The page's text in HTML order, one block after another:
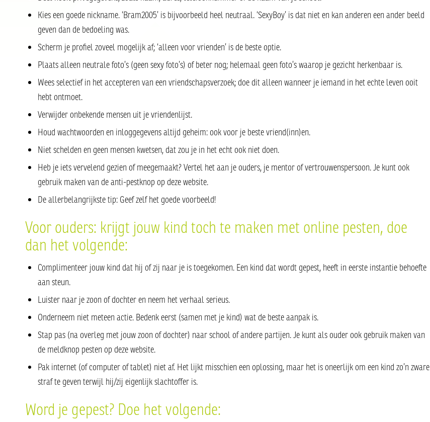
Kies een goede nickname. ‘Bram2005’ is bijvoorbeeld heel neutraal. ‘SexyBoy’ is dat niet en kan anderen een ander beeld
geven dan de bedoeling was.
Scherm je profiel zoveel mogelijk af; ‘alleen voor vrienden’ is de beste optie.
Plaats alleen neutrale foto’s (geen sexy foto’s) of beter nog; helemaal geen foto’s waarop je gezicht herkenbaar is.
Wees selectief in het accepteren van een vriendschapsverzoek; doe dit alleen wanneer je iemand in het echte leven ooit
hebt ontmoet.
Verwijder onbekende mensen uit je vriendenlijst.
Houd wachtwoorden en inloggegevens altijd geheim: ook voor je beste vriend(inn)en.
Niet schelden en geen mensen kwetsen, dat zou je in het echt ook niet doen.
Heb je iets vervelend gezien of meegemaakt? Vertel het aan je ouders, je mentor of vertrouwenspersoon. Je kunt ook
gebruik maken van de anti-pestknop op deze website.
De allerbelangrijkste tip: Geef zelf het goede voorbeeld!
Voor ouders: krijgt jouw kind toch te maken met online pesten, doe
dan het volgende:
Complimenteer jouw kind dat hij of zij naar je is toegekomen. Een kind dat wordt gepest, heeft in eerste instantie behoefte
aan steun.
Luister naar je zoon of dochter en neem het verhaal serieus.
Onderneem niet meteen actie. Bedenk eerst (samen met je kind) wat de beste aanpak is.
Stap pas (na overleg met jouw zoon of dochter) naar school of andere partijen. Je kunt als ouder ook gebruik maken van
de meldknop pesten op deze website.
Pak internet (of computer of tablet) niet af. Het lijkt misschien een oplossing, maar het is oneerlijk om een kind zo’n zware
straf te geven terwijl hij/zij eigenlijk slachtoffer is.
Word je gepest? Doe het volgende: